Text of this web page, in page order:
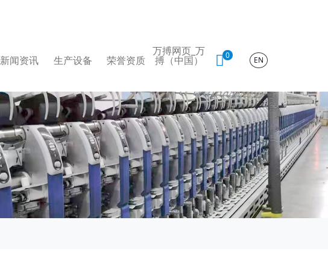
新闻资讯 生产设备 荣誉资质
万搏网页_万
搏（中国） 0 EN